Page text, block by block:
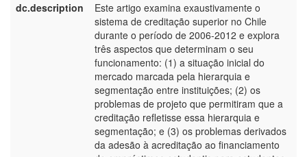
dc.description
Este artigo examina exaustivamente o
sistema de creditação superior no Chile
durante o período de 2006-2012 e explora
três aspectos que determinam o seu
funcionamento: (1) a situação inicial do
mercado marcada pela hierarquia e
segmentação entre instituições; (2) os
problemas de projeto que permitiram que a
creditação refletisse essa hierarquia e
segmentação; e (3) os problemas derivados
da adesão à acreditação ao financiamento